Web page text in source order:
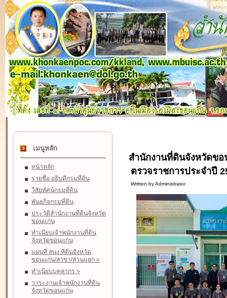
เมนูหลัก
หน้าหลัก
รายชื่อ อธิบดีกรมที่ดิน
วิสัยทัศน์กรมที่ดิน
พันธกิจกรมที่ดิน
ประวัติสำนักงานที่ดินจังหวัด
ขอนแก่น
ทำเนียบเจ้าพนักงานที่ดิน
จังหวัดขอนแก่น
แผนที่ สนง.ที่ดินจังหวัด
ขอนแก่น/สาขา/ส่วนแยก »
ทำเนียบบุคลากร »
วาระงานเจ้าพนักงานที่ดิน
จังหวัดขอนแก่น
สำนักงานที่ดินจังหวัดข
ตรวจราชการประจำปี
Written by Administrator